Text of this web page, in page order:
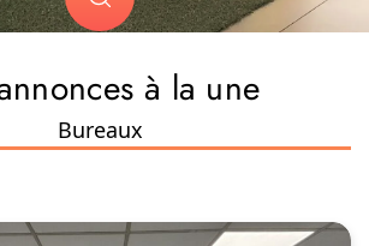
à la une
Bureaux